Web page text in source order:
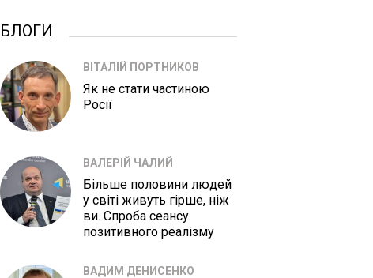
БЛОГИ
ВІТАЛІЙ ПОРТНИКОВ
Як не стати частиною
Росії
ВАЛЕРІЙ ЧАЛИЙ
Більше половини людей
у світі живуть гірше, ніж
ви. Спроба сеансу
позитивного реалізму
ВАДИМ ДЕНИСЕНКО